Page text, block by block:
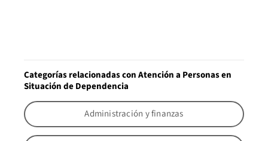
Categorías relacionadas con Atención a Personas en
Situación de Dependencia
Administración y finanzas